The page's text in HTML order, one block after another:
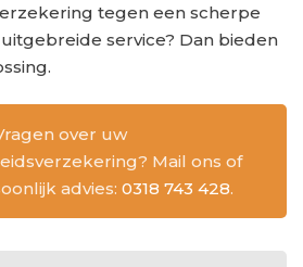
tegen een scherpe
service? Dan bieden
over uw
Mail ons of
advies: 0318 743 428.